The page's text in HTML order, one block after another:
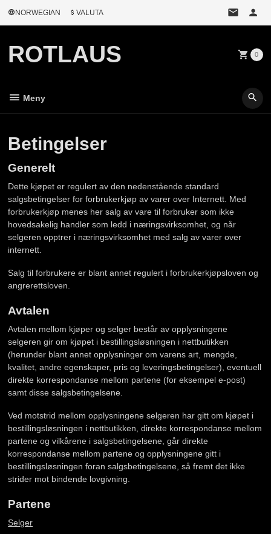
NORWEGIAN VALUTA
ROTLAUS 0
Meny
Betingelser
Generelt
Dette kjøpet er regulert av den nedenstående standard
salgsbetingelser for forbrukerkjøp av varer over Internett. Med
forbrukerkjøp menes her salg av vare til forbruker som ikke
hovedsakelig handler som ledd i næringsvirksomhet, og når
selgeren opptrer i næringsvirksomhet med salg av varer over
internett.
Salg til forbrukere er blant annet regulert i forbrukerkjøpsloven og
angrerettsloven.
Avtalen
Avtalen mellom kjøper og selger består av opplysningene
selgeren gir om kjøpet i bestillingsløsningen i nettbutikken
(herunder blant annet opplysninger om varens art, mengde,
kvalitet, andre egenskaper, pris og leveringsbetingelser), eventuell
direkte korrespondanse mellom partene (for eksempel e-post)
samt disse salgsbetingelsene.
Ved motstrid mellom opplysningene selgeren har gitt om kjøpet i
bestillingsløsningen i nettbutikken, direkte korrespondanse mellom
partene og vilkårene i salgsbetingelsene, går direkte
korrespondanse mellom partene og opplysningene gitt i
bestillingsløsningen foran salgsbetingelsene, så fremt det ikke
strider mot bindende lovgivning.
Partene
Selger